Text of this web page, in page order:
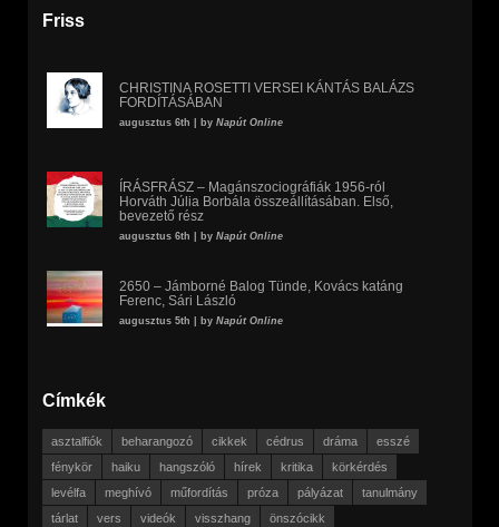
Friss
CHRISTINA ROSETTI VERSEI KÁNTÁS BALÁZS
FORDÍTÁSÁBAN
augusztus 6th | by Napút Online
ÍRÁSFRÁSZ – Magánszociográfiák 1956-ról
Horváth Júlia Borbála összeállításában. Első,
bevezető rész
augusztus 6th | by Napút Online
2650 – Jámborné Balog Tünde, Kovács katáng
Ferenc, Sári László
augusztus 5th | by Napút Online
Címkék
asztalfiók beharangozó cikkek cédrus dráma
esszé
fénykör
haiku hangszóló hírek kritika
körkérdés
levélfa
meghívó műfordítás próza pályázat
tanulmány
tárlat
vers videók visszhang önszócikk